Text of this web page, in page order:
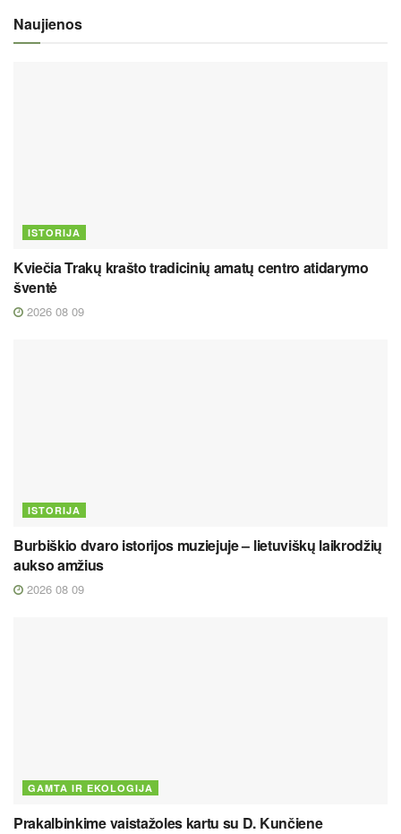
Naujienos
ISTORIJA
Kviečia Trakų krašto tradicinių amatų centro atidarymo
šventė
2026 08 09
ISTORIJA
Burbiškio dvaro istorijos muziejuje – lietuviškų laikrodžių
aukso amžius
2026 08 09
GAMTA IR EKOLOGIJA
Prakalbinkime vaistažoles kartu su D. Kunčiene